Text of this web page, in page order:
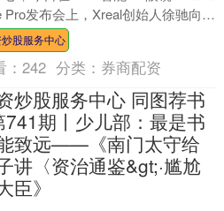
Pro发布会上，Xreal创始人徐驰向新
等媒体表示，我们做....
股服务中心
：242 分类： 券商配资
炒股服务中心 同图荐书
741期丨少儿部：最是书
致远——《南门太守给
讲〈资治通鉴&gt;·尴尬
臣》